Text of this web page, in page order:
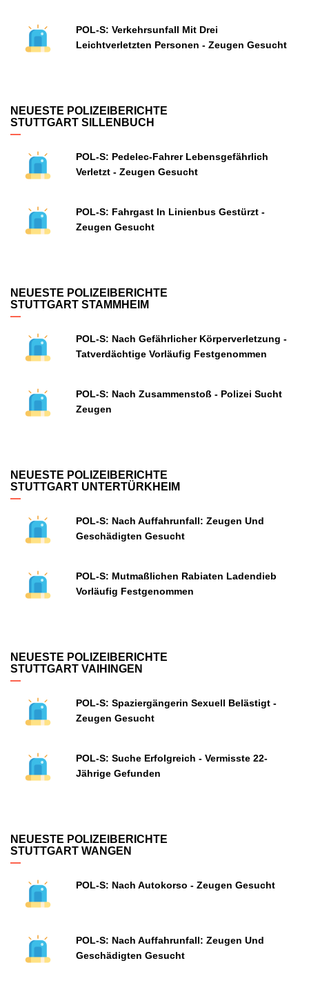
POL-S: Verkehrsunfall Mit Drei
Leichtverletzten Personen - Zeugen Gesucht
NEUESTE POLIZEIBERICHTE
STUTTGART SILLENBUCH
POL-S: Pedelec-Fahrer Lebensgefährlich
Verletzt - Zeugen Gesucht
POL-S: Fahrgast In Linienbus Gestürzt -
Zeugen Gesucht
NEUESTE POLIZEIBERICHTE
STUTTGART STAMMHEIM
POL-S: Nach Gefährlicher Körperverletzung -
Tatverdächtige Vorläufig Festgenommen
POL-S: Nach Zusammenstoß - Polizei Sucht
Zeugen
NEUESTE POLIZEIBERICHTE
STUTTGART UNTERTÜRKHEIM
POL-S: Nach Auffahrunfall: Zeugen Und
Geschädigten Gesucht
POL-S: Mutmaßlichen Rabiaten Ladendieb
Vorläufig Festgenommen
NEUESTE POLIZEIBERICHTE
STUTTGART VAIHINGEN
POL-S: Spaziergängerin Sexuell Belästigt -
Zeugen Gesucht
POL-S: Suche Erfolgreich - Vermisste 22-
Jährige Gefunden
NEUESTE POLIZEIBERICHTE
STUTTGART WANGEN
POL-S: Nach Autokorso - Zeugen Gesucht
POL-S: Nach Auffahrunfall: Zeugen Und
Geschädigten Gesucht